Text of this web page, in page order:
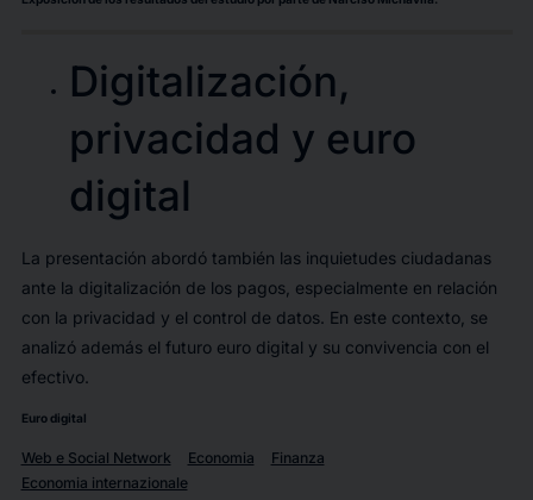
Digitalización,
privacidad y euro
digital
La presentación abordó también las inquietudes ciudadanas
ante la digitalización de los pagos, especialmente en relación
con la privacidad y el control de datos. En este contexto, se
analizó además el futuro euro digital y su convivencia con el
efectivo.
Euro digital
Web e Social Network Economia
Finanza
Economia internazionale